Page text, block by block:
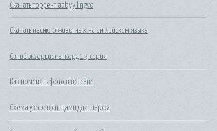
Скачать торрент abbyy lingvo
Скачать песню о животных на английском языке
Синий экзорцист анкорд 13 серия
Как поменять фото в вотсапе
Схема узоров спицами для шарфа